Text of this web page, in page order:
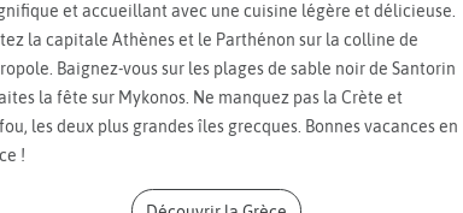
autre monument incontournable de l’île. C’est ici qu’a été
la guerre d’indépendance. Plus au nord, le site de
dans l’histoire médiévale de l’île tout en offrant des
et accueillant avec une cuisine légère et délicieuse.
la capitale Athènes et le Parthénon sur la colline de
Baignez-vous sur les plages de sable noir de Santorin
la fête sur Mykonos. Ne manquez pas la Crète et
les deux plus grandes îles grecques. Bonnes vacances en
!